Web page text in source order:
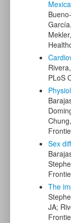
PLoS
Sex
The
JA;